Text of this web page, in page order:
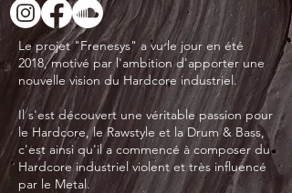
Le projet "Frenesys" a vu le jour en été
2018, motivé par l'ambition d'apporter une
nouvelle vision du Hardcore industriel.
Il s'est découvert une véritable passion pour
le Hardcore, le Rawstyle et la Drum & Bass,
c'est ainsi qu'il a commencé à composer du
Hardcore industriel violent et très influencé
par le Metal.